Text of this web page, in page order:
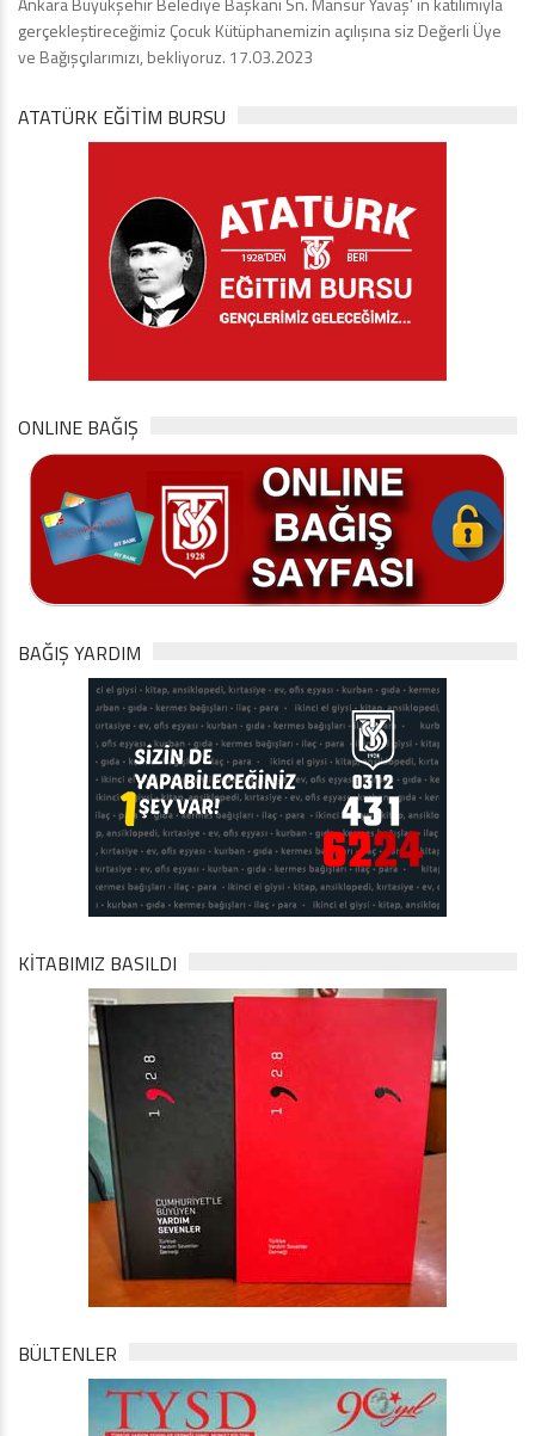
gerçekleştireceğimiz Çocuk Kütüphanemizin açılışına siz Değerli Üye
ve Bağışçılarımızı, bekliyoruz. 17.03.2023
ATATÜRK EĞITIM BURSU
ONLINE BAĞIŞ
BAĞIŞ YARDIM
KİTABIMIZ BASILDI
BÜLTENLER